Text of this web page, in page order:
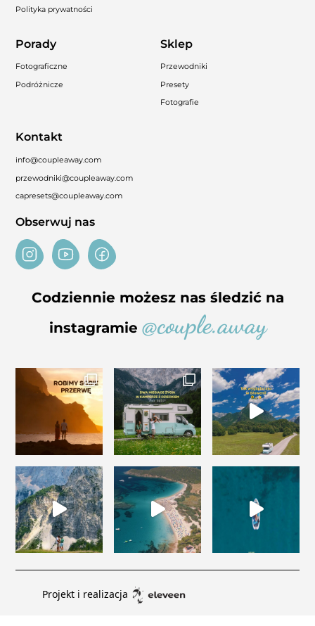
Polityka prywatności
Porady
Fotograficzne
Podróżnicze
Sklep
Przewodniki
Presety
Fotografie
Kontakt
info@coupleaway.com
przewodniki@coupleaway.com
capresets@coupleaway.com
Obserwuj nas
Codziennie możesz nas śledzić na
instagramie @couple.away
Projekt i realizacja